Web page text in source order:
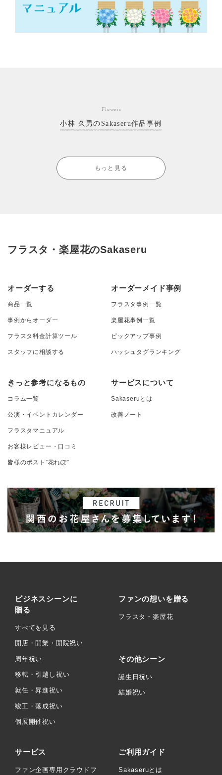
Flowers
小林 久男のSakaseru作品事例
もっと見る
フラスタ・楽屋花のSakaseru
オーダーする
商品一覧
事例からオーダー
フラスタ料金計算ツール
スタッフに相談する
オーダーメイド事例
フラスタ事例一覧
楽屋花事例一覧
ピックアップ事例
ハッシュタグランキング
きっと参考になるもの
コラム一覧
公演・イベントカレンダー
フラスタマニュアル
お客様レビュー・口コミ
皆様のポスト”花れぽ”
サービスについて
Sakaseruとは
改善ノート
ビジネスシーンに
贈る
すべてを見る
開店・開業・開院祝い
周年祝い
移転・引越し祝い
就任・昇進祝い
竣工・落成祝い
個展開催祝い
ファンの想いを贈る
フラスタ・楽屋花
その他シーン
誕生日祝い
結婚祝い
サービス
ファン企画専用クラウドフ
ご利用ガイド
Sakaseruとは